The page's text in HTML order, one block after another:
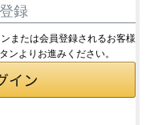
録
または会員登録されるお客様
ンよりお進みください。